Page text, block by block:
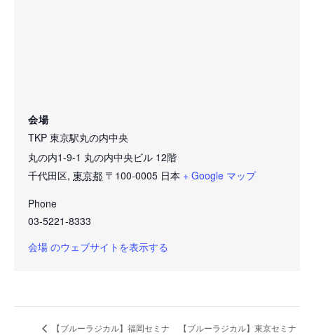
会場
TKP 東京駅丸の内中央
丸の内1-9-1 丸の内中央ビル 12階
千代田区, 東京都 〒100-0005 日本 + Google マップ
Phone
03-5221-8333
会場 のウェブサイトを表示する
【ブルーラジカル】福岡セミナ
【ブルーラジカル】東京セミナ